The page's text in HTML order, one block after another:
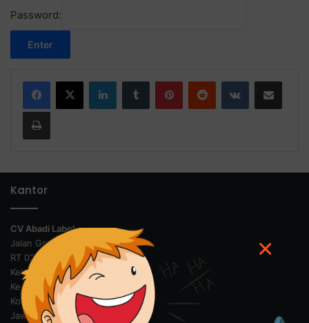
Password:
Kantor
CV Abadi Label
Jalan Gg Ibu Karees No 270C
RT 02/RW 01
Kelurahan Maleber
Kecamatan Andir
Kota Bandung 40184
Jawa Barat
×